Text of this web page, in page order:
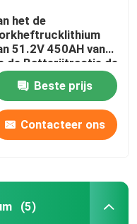
het de
51.2V 450AH van
de Batterijtractie de
voor
Vrachtwagen van
E
Beste prijs
Contacteer ons
(5)